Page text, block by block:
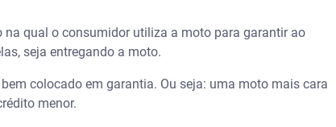
qual o consumidor utiliza a moto para garantir ao
seja entregando a moto.
colocado em garantia. Ou seja: uma moto mais cara
menor.